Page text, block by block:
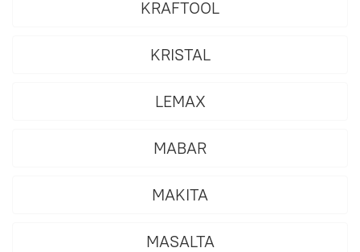
KRAFTOOL
KRISTAL
LEMAX
MABAR
MAKITA
MASALTA